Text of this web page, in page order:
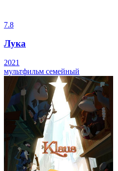
7.8
Лука
2021
мультфильм семейный